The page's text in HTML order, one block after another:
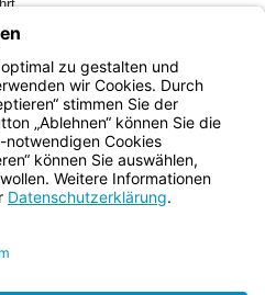
Stellenüberwachung
und -überwachung gelten die VV